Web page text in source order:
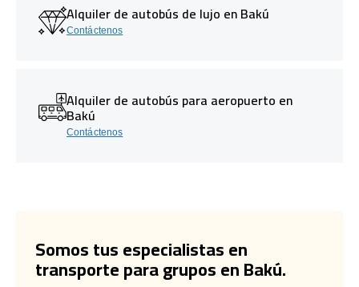
Alquiler de autobús de lujo en Bakú
Contáctenos
Alquiler de autobús para aeropuerto en
Bakú
Contáctenos
Somos tus especialistas en
transporte para grupos en Bakú.